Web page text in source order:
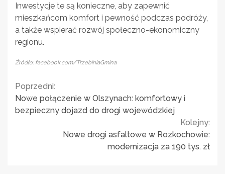
Inwestycje te są konieczne, aby zapewnić
mieszkańcom komfort i pewność podczas podróży,
a także wspierać rozwój społeczno-ekonomiczny
regionu.
Źródło: facebook.com/TrzebiniaGmina
Continue
Reading
Poprzedni:
Nowe połączenie w Olszynach: komfortowy i
bezpieczny dojazd do drogi wojewódzkiej
Kolejny:
Nowe drogi asfaltowe w Rozkochowie:
modernizacja za 190 tys. zł